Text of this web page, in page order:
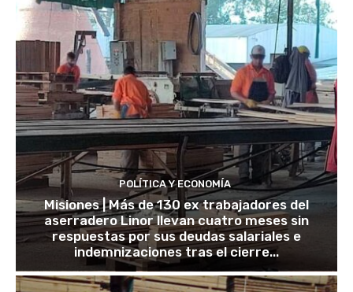
POLÍTICA Y ECONOMÍA
Misiones | Más de 130 ex trabajadores del
aserradero Linor llevan cuatro meses sin
respuestas por sus deudas salariales e
indemnizaciones tras el cierre...